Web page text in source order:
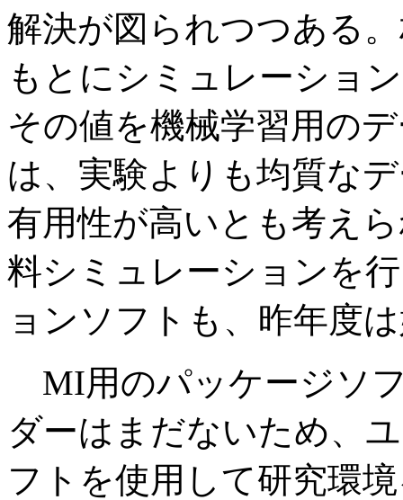
解決が図られつつある
もとにシミュレーショ
その値を機械学習用の
は、実験よりも均質な
有用性が高いとも考え
料シミュレーションを
ョンソフトも、昨年度
MI用のパッケージソ
ダーはまだないため、
フトを使用して研究環